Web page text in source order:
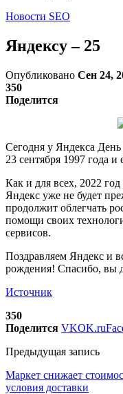
Новости SEO
Яндексу – 25
Опубликовано Сен 24,
350
Поделится
Сегодня у Яндекса
23 сентября 1997 года и
Как и для всех, 2022
Яндекс уже не будет
продолжит облегчать
помощи своих
сервисов.
Поздравляем Яндекс и
рождения! Спасибо, вы
Источник
350
Поделится VKOK.ru
Предыдущая запись
Маркет снижает
условия доставки